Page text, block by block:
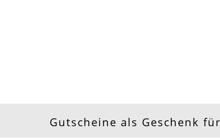
Gutscheine als Geschenk